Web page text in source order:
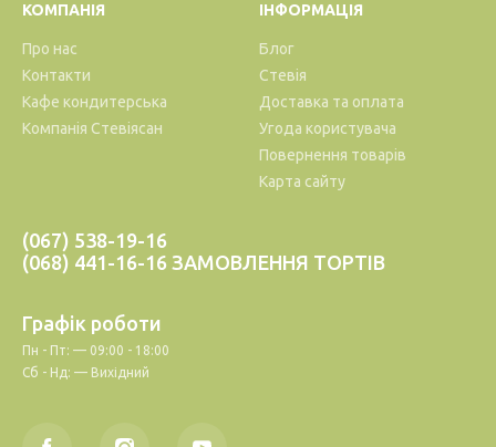
КОМПАНІЯ
Про нас
Контакти
Кафе кондитерська
Компанія Стевіясан
ІНФОРМАЦІЯ
Блог
Стевія
Доставка та оплата
Угода користувача
Повернення товарів
Карта сайту
(067) 538-19-16
(068) 441-16-16 ЗАМОВЛЕННЯ ТОРТІВ
Графік роботи
Пн - Пт: — 09:00 - 18:00
Сб - Нд: — Вихідний